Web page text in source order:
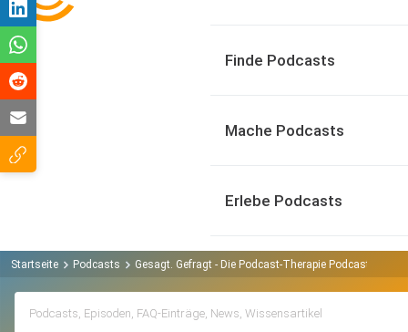
Finde Podcasts
Mache Podcasts
Erlebe Podcasts
Startseite Podcasts Gesagt. Gefragt - Die Podcast-Therapie Podcast